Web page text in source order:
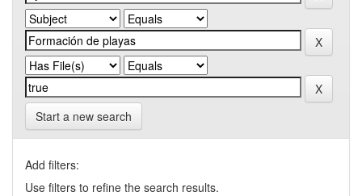
Start a new search
Add filters:
Use filters to refine the search results.